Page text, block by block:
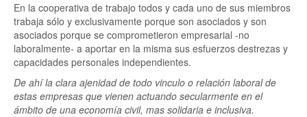
En la cooperativa de trabajo todos y cada uno de sus miembros
trabaja sólo y exclusivamente porque son asociados y son
asociados porque se comprometieron empresarial -no
laboralmente- a aportar en la misma sus esfuerzos destrezas y
capacidades personales independientes.
De ahí la clara ajenidad de todo vinculo o relación laboral de
estas empresas que vienen actuando secularmente en el
ámbito de una economía civil, mas solidaria e inclusiva.